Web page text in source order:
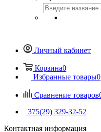
Личный кабинет
Корзина0
Избранные товары0
Сравнение товаров
375(29) 329-32-52
Контактная информация